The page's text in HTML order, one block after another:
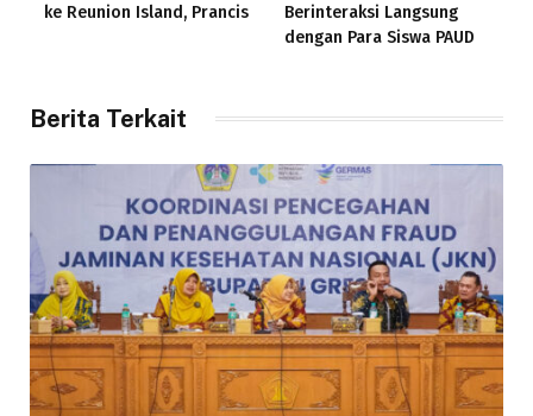
ke Reunion Island, Prancis
Berinteraksi Langsung
dengan Para Siswa PAUD
Berita Terkait